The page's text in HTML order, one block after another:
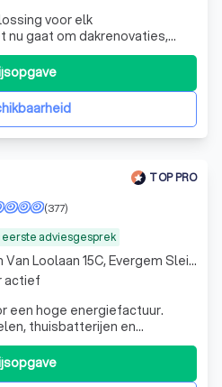
voor elk
gaat om dakrenovaties,
renovaties, wij staan klaar
transformeren.
TOP PRO
eerste adviesgesprek
(377)
een hoge energiefactuur.
thuisbatterijen en
duurzame levenskwaliteit en
kracht.
Baron Van Loolaan 15C, Evergem Sleidinge
actief